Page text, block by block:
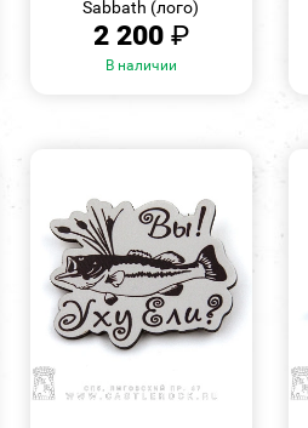
Sabbath (лого)
2 200 ₽
В наличии